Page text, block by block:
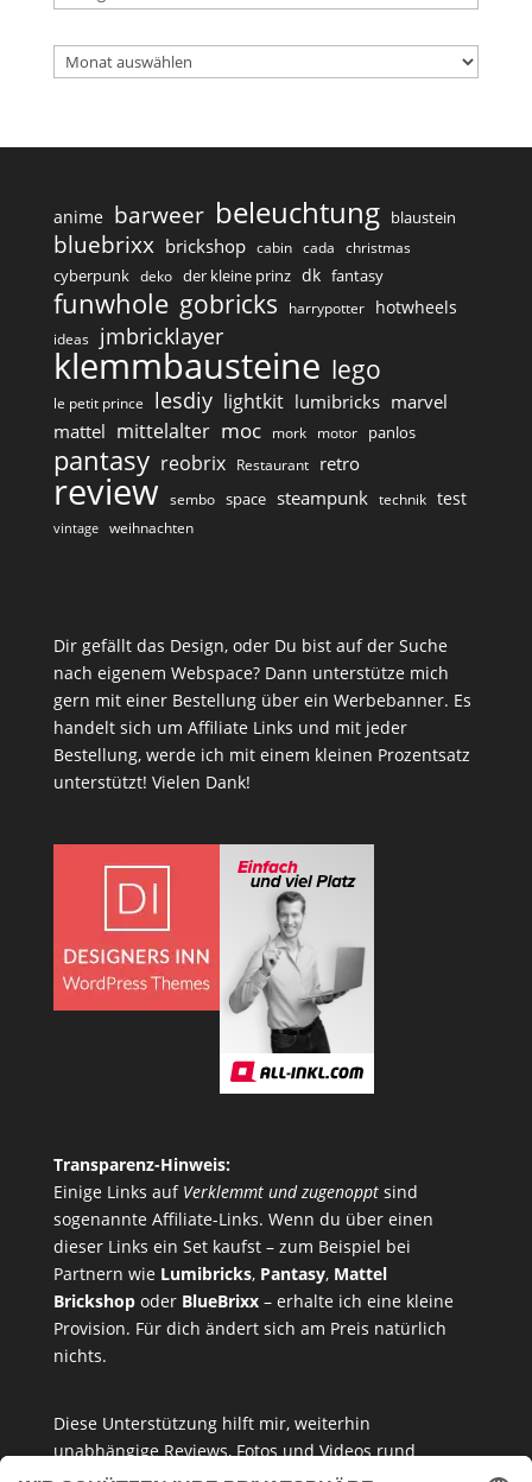
Archiv
anime barweer beleuchtung blaustein
bluebrixx brickshop cabin cada christmas
cyberpunk deko der kleine prinz dk fantasy
funwhole gobricks harrypotter hotwheels
ideas jmbricklayer
klemmbausteine lego
le petit prince lesdiy lightkit lumibricks marvel
mattel mittelalter moc mork motor panlos
pantasy reobrix Restaurant retro
review sembo space steampunk technik test
vintage weihnachten
Dir gefällt das Design, oder Du bist auf der Suche
nach eigenem Webspace? Dann unterstütze mich
gern mit einer Bestellung über ein Werbebanner. Es
handelt sich um Affiliate Links und mit jeder
Bestellung, werde ich mit einem kleinen Prozentsatz
unterstützt! Vielen Dank!
Transparenz-Hinweis:
Einige Links auf Verklemmt und zugenopptsind
sogenannte Affiliate-Links. Wenn du über einen
dieser Links ein Set kaufst – zum Beispiel bei
Partnern wie Lumibricks, Pantasy, Mattel
Brickshopoder BlueBrixx– erhalte ich eine kleine
Provision. Für dich ändert sich am Preis natürlich
nichts.
Diese Unterstützung hilft mir, weiterhin
unabhängige Reviews, Fotos und Videos rund